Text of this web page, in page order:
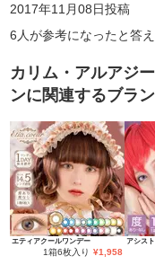
2017年11月08日投稿
6 人が参考になったと答
カリム・アルアジ
ンに関連するブラ
エティアクールワンデー
1箱6枚入り ¥1,958